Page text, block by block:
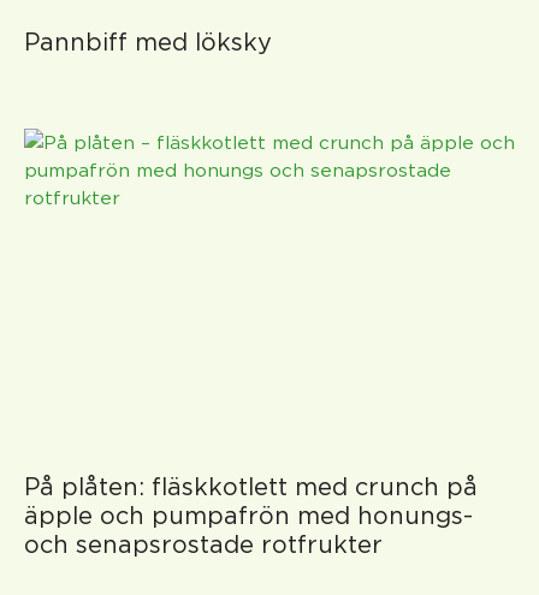
Pannbiff med löksky
På plåten: fläskkotlett med crunch på
äpple och pumpafrön med honungs-
och senapsrostade rotfrukter